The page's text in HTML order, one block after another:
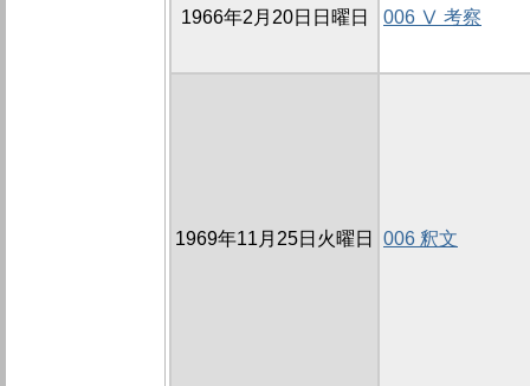
1966年2月20日日曜日 006 Ⅴ 考察
1969年11月25日火曜日 006 釈文